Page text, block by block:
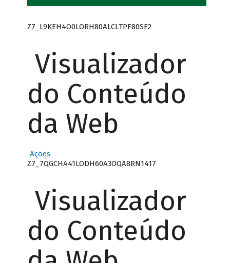
Z7_L9KEH4O0LORH80ALCLTPF80SE2
Visualizador
do Conteúdo
da Web
Ações
Z7_7QGCHA41LODH60A3OQA8RN1417
Visualizador
do Conteúdo